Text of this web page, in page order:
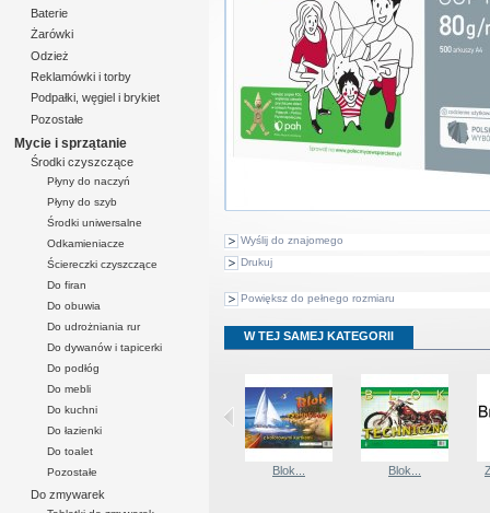
Baterie
Żarówki
Odzież
Reklamówki i torby
Podpałki, węgiel i brykiet
Pozostałe
Mycie i sprzątanie
Środki czyszczące
Płyny do naczyń
Płyny do szyb
Środki uniwersalne
Odkamieniacze
Ściereczki czyszczące
Do firan
Do obuwia
Do udrożniania rur
Do dywanów i tapicerki
Do podłóg
Do mebli
Do kuchni
Do łazienki
Do toalet
Pozostałe
Do zmywarek
Wyślij do znajomego
Drukuj
Powiększ do pełnego rozmiaru
W TEJ SAMEJ KATEGORII
Zeszyt A5 60... Blok... Blok...